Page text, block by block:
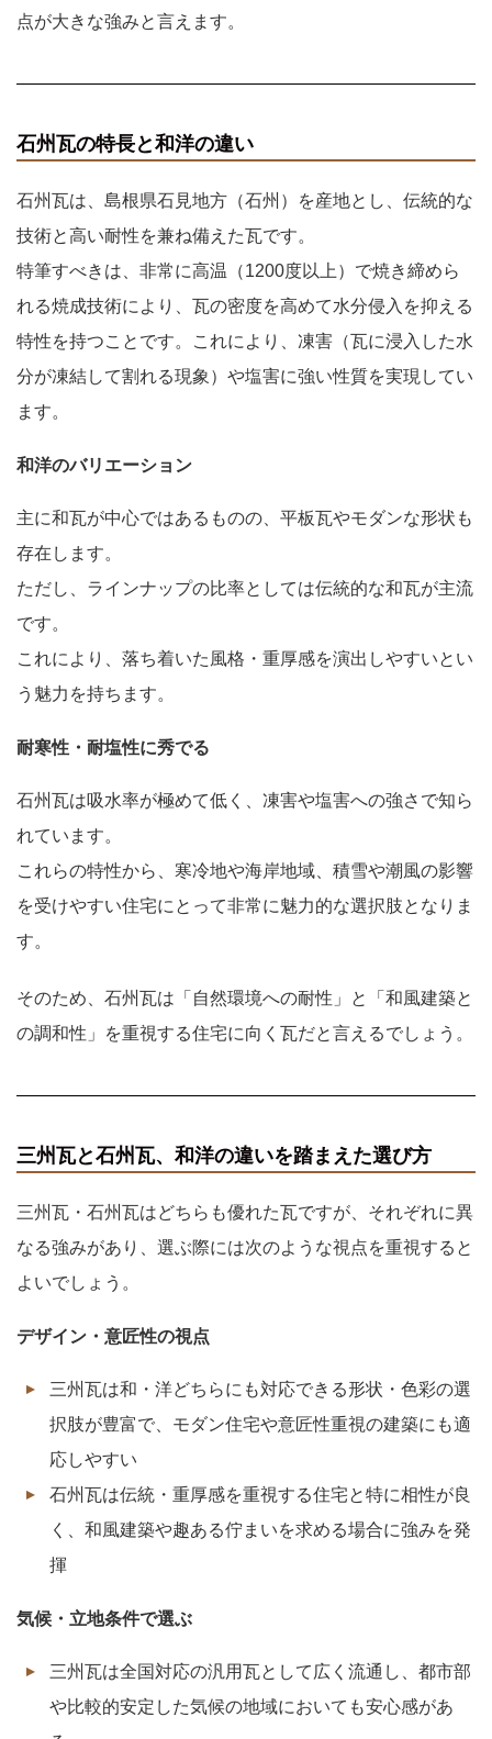
点が大きな強みと言えます。
石州瓦の特長と和洋の違い
石州瓦は、島根県石見地方（石州）を産地とし、伝統的な
技術と高い耐性を兼ね備えた瓦です。
特筆すべきは、非常に高温（1200度以上）で焼き締めら
れる焼成技術により、瓦の密度を高めて水分侵入を抑える
特性を持つことです。これにより、凍害（瓦に浸入した水
分が凍結して割れる現象）や塩害に強い性質を実現してい
ます。
和洋のバリエーション
主に和瓦が中心ではあるものの、平板瓦やモダンな形状も
存在します。
ただし、ラインナップの比率としては伝統的な和瓦が主流
です。
これにより、落ち着いた風格・重厚感を演出しやすいとい
う魅力を持ちます。
耐寒性・耐塩性に秀でる
石州瓦は吸水率が極めて低く、凍害や塩害への強さで知ら
れています。
これらの特性から、寒冷地や海岸地域、積雪や潮風の影響
を受けやすい住宅にとって非常に魅力的な選択肢となりま
す。
そのため、石州瓦は「自然環境への耐性」と「和風建築と
の調和性」を重視する住宅に向く瓦だと言えるでしょう。
三州瓦と石州瓦、和洋の違いを踏まえた選び方
三州瓦・石州瓦はどちらも優れた瓦ですが、それぞれに異
なる強みがあり、選ぶ際には次のような視点を重視すると
よいでしょう。
デザイン・意匠性の視点
三州瓦は和・洋どちらにも対応できる形状・色彩の選
択肢が豊富で、モダン住宅や意匠性重視の建築にも適
応しやすい
石州瓦は伝統・重厚感を重視する住宅と特に相性が良
く、和風建築や趣ある佇まいを求める場合に強みを発
揮
気候・立地条件で選ぶ
三州瓦は全国対応の汎用瓦として広く流通し、都市部
や比較的安定した気候の地域においても安心感があ